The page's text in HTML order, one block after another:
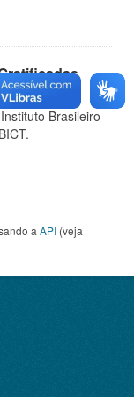
Brasileiro
a API (veja